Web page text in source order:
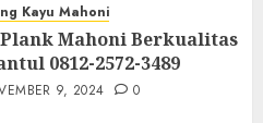
Kayu Mahoni
Mahoni Berkualitas
0812-2572-3489
9, 2024 0